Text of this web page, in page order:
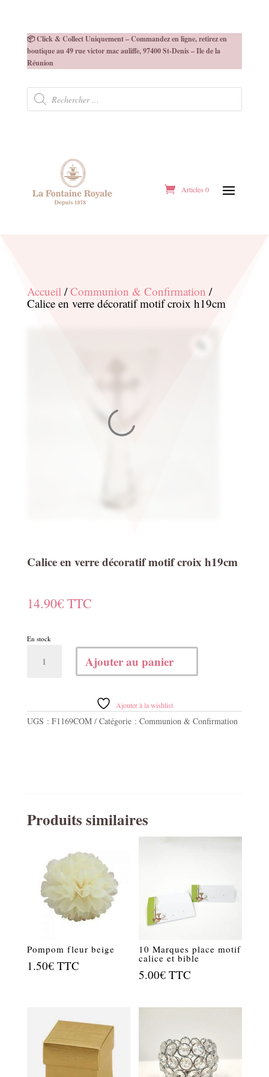
📦 Click & Collect Uniquement – Commandez en ligne, retirez en
boutique au 49 rue victor mac auliffe, 97400 St-Denis – Ile de la
Réunion
Recherche
produits
Articles 0
Accueil/Communion & Confirmation /
Calice en verre décoratif motif croix h19cm
Calice en verre décoratif motif croix h19cm
14.90€ TTC
En stock
décoratif
motif
Ajouter au panier
Ajouter à la wishlist
UGS : F1169COM Catégorie : Communion & Confirmation
Produits similaires
Pompom fleur beige
1.50€ TTC
10 Marques place motif
calice et bible
5.00€ TTC